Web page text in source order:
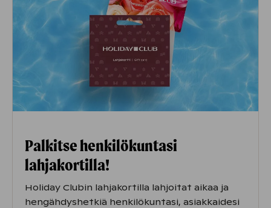
Palkitse henkilökuntasi
lahjakortilla!
Holiday Clubin lahjakortilla lahjoitat aikaa ja
hengähdyshetkiä henkilökuntasi, asiakkaidesi